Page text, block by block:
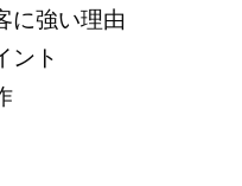
に強い理由
ント